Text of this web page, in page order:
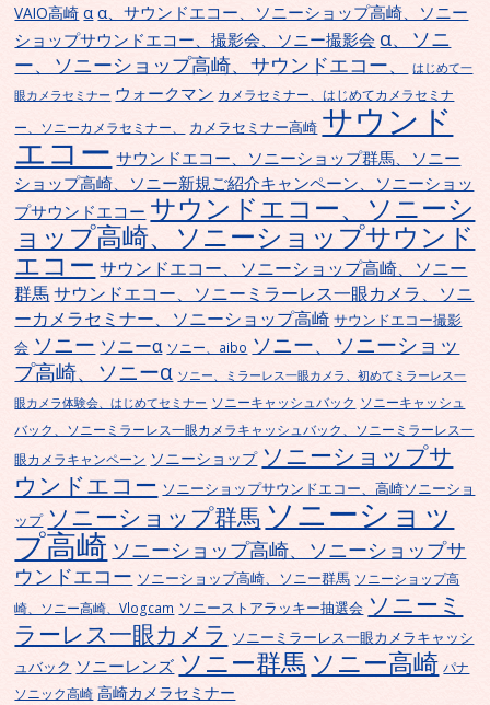
VAIO高崎 α α、サウンドエコー、ソニーショップ高崎、ソニー
ショップサウンドエコー、撮影会、ソニー撮影会 α、ソニ
ー、ソニーショップ高崎、サウンドエコー、
はじめて一
眼カメラセミナー ウォークマン カメラセミナー、はじめてカメラセミナ
ー、ソニーカメラセミナー、
カメラセミナー高崎 サウンド
エコー サウンドエコー、ソニーショップ群馬、ソニー
ショップ高崎、ソニー新規ご紹介キャンペーン、ソニーショッ
プサウンドエコー サウンドエコー、ソニーシ
ョップ高崎、ソニーショップサウンド
エコー サウンドエコー、ソニーショップ高崎、ソニー
群馬 サウンドエコー、ソニーミラーレス一眼カメラ、ソニ
ーカメラセミナー、ソニーショップ高崎 サウンドエコー撮影
会 ソニー ソニーα ソニー、aibo ソニー、ソニーショッ
プ高崎、ソニーα ソニー、ミラーレス一眼カメラ、初めてミラーレス一
眼カメラ体験会、はじめてセミナー ソニーキャッシュバック ソニーキャッシュ
バック、ソニーミラーレス一眼カメラキャッシュバック、ソニーミラーレス一
眼カメラキャンペーン ソニーショップ ソニーショップサ
ウンドエコー ソニーショップサウンドエコー、高崎ソニーショ
ップ ソニーショップ群馬 ソニーショッ
プ高崎 ソニーショップ高崎、ソニーショップサ
ウンドエコー ソニーショップ高崎、ソニー群馬 ソニーショップ高
崎、ソニー高崎、Vlogcam ソニーストアラッキー抽選会 ソニーミ
ラーレス一眼カメラ ソニーミラーレス一眼カメラキャッシ
ュバック ソニーレンズ ソニー群馬 ソニー高崎 パナ
ソニック高崎 高崎カメラセミナー